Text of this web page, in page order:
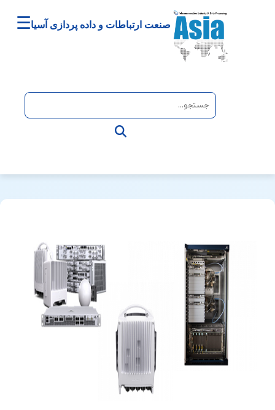
☰صنعت ارتباطات و داده پردازی آسیا